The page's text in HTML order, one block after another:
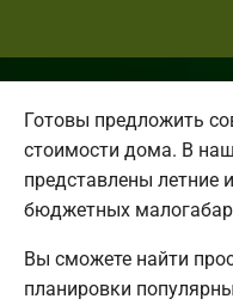
Готовы предложить
стоимости дома. В
представлены летние
бюджетных
Вы сможете найти
планировки